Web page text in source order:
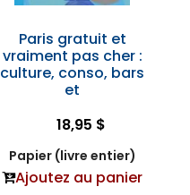
Paris gratuit et
vraiment pas cher :
culture, conso, bars
et
18,95 $
Papier (livre entier)
Ajoutez au panier